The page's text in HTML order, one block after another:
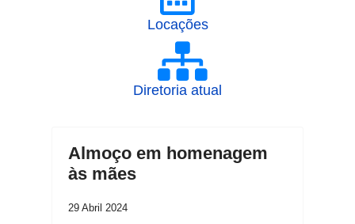
Locações
Diretoria atual
Almoço em homenagem
às mães
29 Abril 2024